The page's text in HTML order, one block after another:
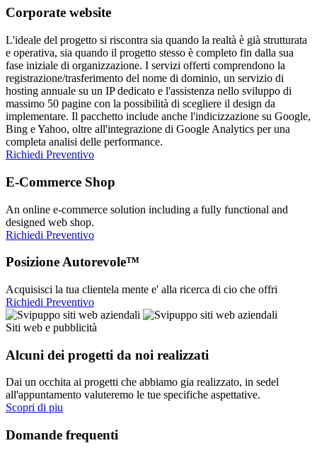
Corporate website
L'ideale del progetto si riscontra sia quando la realtà è già strutturata
e operativa, sia quando il progetto stesso è completo fin dalla sua
fase iniziale di organizzazione. I servizi offerti comprendono la
registrazione/trasferimento del nome di dominio, un servizio di
hosting annuale su un IP dedicato e l'assistenza nello sviluppo di
massimo 50 pagine con la possibilità di scegliere il design da
implementare. Il pacchetto include anche l'indicizzazione su Google,
Bing e Yahoo, oltre all'integrazione di Google Analytics per una
completa analisi delle performance.
Richiedi Preventivo
E-Commerce Shop
An online e-commerce solution including a fully functional and
designed web shop.
Richiedi Preventivo
Posizione Autorevole™
Acquisisci la tua clientela mente e' alla ricerca di cio che offri
Richiedi Preventivo
Siti web e pubblicità
Alcuni dei progetti da noi realizzati
Dai un occhita ai progetti che abbiamo gia realizzato, in sedel
all'appuntamento valuteremo le tue specifiche aspettative.
Scopri di piu
Domande frequenti